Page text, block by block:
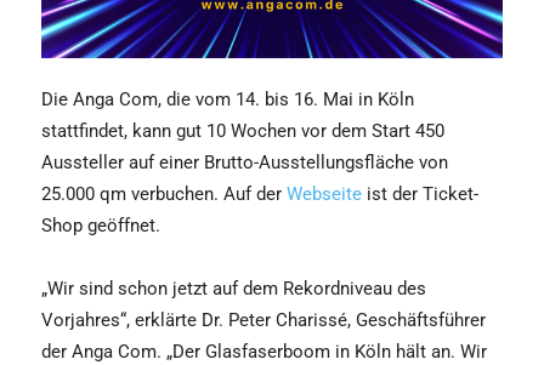
Die Anga Com, die vom 14. bis 16. Mai in Köln
stattfindet, kann gut 10 Wochen vor dem Start 450
Aussteller auf einer Brutto-Ausstellungsfläche von
25.000 qm verbuchen. Auf der Webseite ist der Ticket-
Shop geöffnet.
„Wir sind schon jetzt auf dem Rekordniveau des
Vorjahres“, erklärte Dr. Peter Charissé, Geschäftsführer
der Anga Com. „Der Glasfaserboom in Köln hält an. Wir